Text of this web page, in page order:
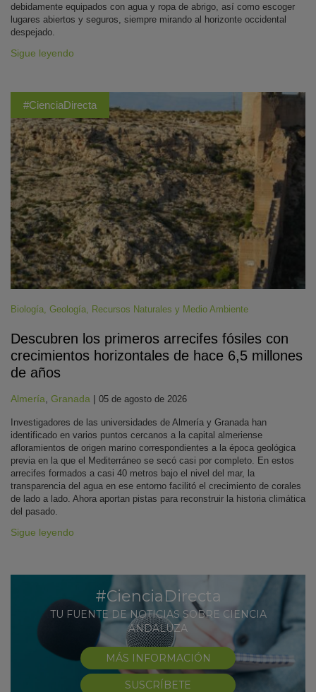
debidamente equipados con agua y ropa de abrigo, así como escoger
lugares abiertos y seguros, siempre mirando al horizonte occidental
despejado.
Sigue leyendo
#CienciaDirecta
Biología, Geología, Recursos Naturales y Medio Ambiente
Descubren los primeros arrecifes fósiles con
crecimientos horizontales de hace 6,5 millones
de años
Almería Granada | 05 de agosto de 2026
Investigadores de las universidades de Almería y Granada han
identificado en varios puntos cercanos a la capital almeriense
afloramientos de origen marino correspondientes a la época geológica
previa en la que el Mediterráneo se secó casi por completo. En estos
arrecifes formados a casi 40 metros bajo el nivel del mar, la
transparencia del agua en ese entorno facilitó el crecimiento de corales
de lado a lado. Ahora aportan pistas para reconstruir la historia climática
del pasado.
Sigue leyendo
#CienciaDirecta
TU FUENTE DE NOTICIAS SOBRE CIENCIA
ANDALUZA
MÁS INFORMACIÓN
SUSCRÍBETE